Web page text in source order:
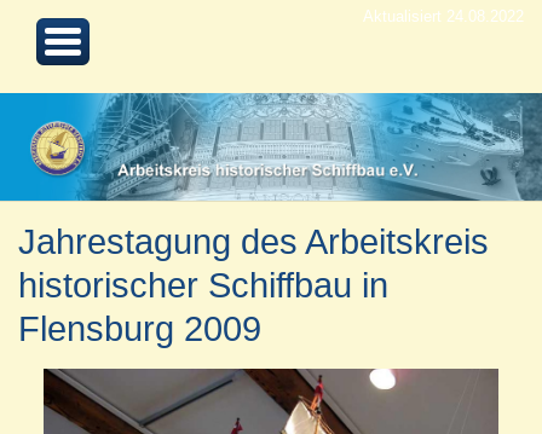
Aktualisiert 24.08.2022
Jahrestagung des Arbeitskreis
historischer Schiffbau in
Flensburg 2009